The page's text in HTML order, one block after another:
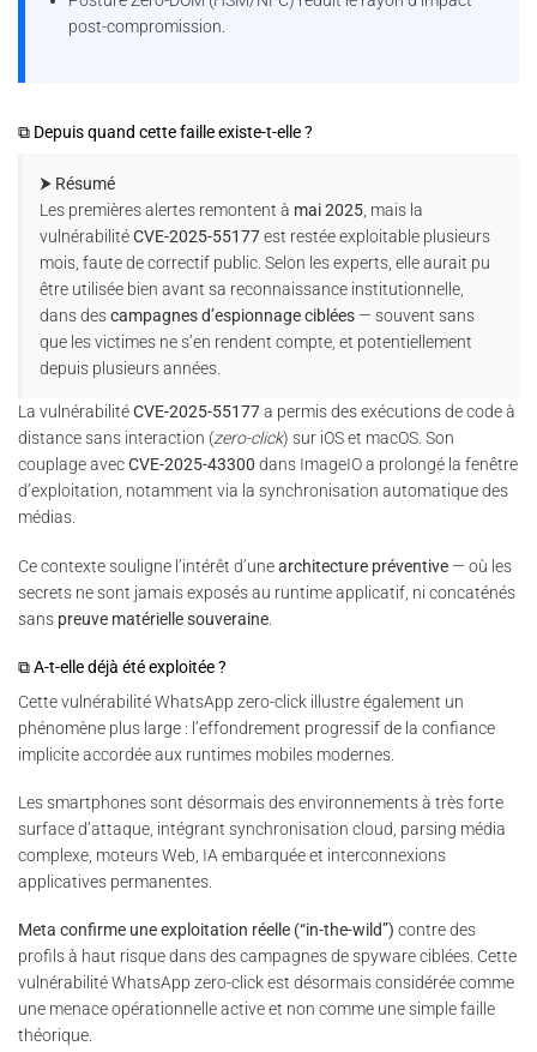
post-compromission.
⧉ Depuis quand cette faille existe-t-elle ?
⮞ Résumé
Les premières alertes remontent à mai 2025 , mais la
vulnérabilitéCVE-2025-55177est restée exploitable plusieurs
mois, faute de correctif public. Selon les experts, elle aurait pu
être utilisée bien avant sa reconnaissance institutionnelle,
dans descampagnes d’espionnage ciblées — souvent sans
que les victimes ne s’en rendent compte, et potentiellement
depuis plusieurs années.
La vulnérabilitéCVE-2025-55177a permis des exécutions de code à
distance sans interaction (zero-click) sur iOS et macOS. Son
couplage avecCVE-2025-43300 dans ImageIO a prolongé la fenêtre
d’exploitation, notamment via la synchronisation automatique des
médias.
Ce contexte souligne l’intérêt d’unearchitecture préventive — où les
secrets ne sont jamais exposés au runtime applicatif, ni concaténés
sans preuve matérielle souveraine
⧉ A-t-elle déjà été exploitée ?
Cette vulnérabilité WhatsApp zero-click illustre également un
phénomène plus large : l’effondrement progressif de la confiance
implicite accordée aux runtimes mobiles modernes.
Les smartphones sont désormais des environnements à très forte
surface d’attaque, intégrant synchronisation cloud, parsing média
complexe, moteurs Web, IA embarquée et interconnexions
applicatives permanentes.
Meta confirme une exploitation réelle (“in-the-wild”) contre des
profils à haut risque dans des campagnes de spyware ciblées. Cette
vulnérabilité WhatsApp zero-click est désormais considérée comme
une menace opérationnelle active et non comme une simple faille
théorique.